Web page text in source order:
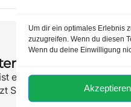
Um dir ein optimales Erlebnis
zuzugreifen. Wenn du diesen
Wenn du deine Einwilligung
Akzeptieren
Sie bei der
eine besondere Art zu
Sie
KLEEBLATT